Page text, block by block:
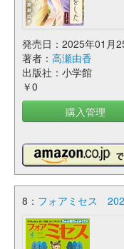
発売日：2025年01月
著者： 高瀬由香
出版社：小学館
￥0
購入管理
8： フォアミセス